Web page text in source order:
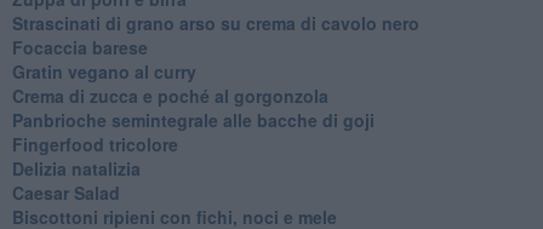
Strascinati di grano arso su crema di cavolo nero
Focaccia barese
Gratin vegano al curry
Crema di zucca e poché al gorgonzola
Panbrioche semintegrale alle bacche di goji
Fingerfood tricolore
Delizia natalizia
Caesar Salad
Biscottoni ripieni con fichi, noci e mele